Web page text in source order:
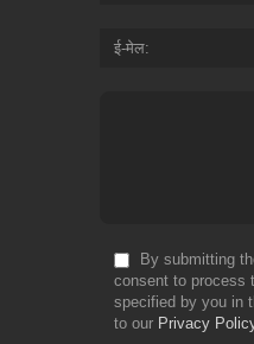
ई-मेल
By submitting
consent to process
specified by you in
to our Privacy